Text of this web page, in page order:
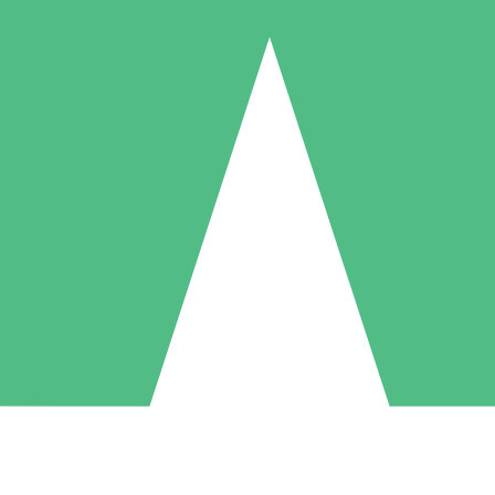
Individuele Creditpakketten
per gebruik met downloadtegoeden. Geen maandelijkse verplichting
5 Downloaden
US$